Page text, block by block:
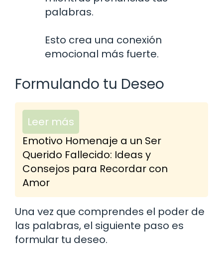
palabras.
Esto crea una conexión
emocional más fuerte.
Formulando tu Deseo
Leer más
Emotivo Homenaje a un Ser
Querido Fallecido: Ideas y
Consejos para Recordar con
Amor
Una vez que comprendes el poder de
las palabras, el siguiente paso es
formular tu deseo.